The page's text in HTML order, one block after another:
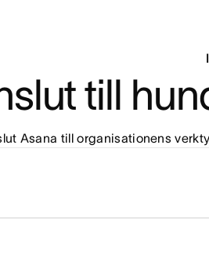
till
Asana till organisationens